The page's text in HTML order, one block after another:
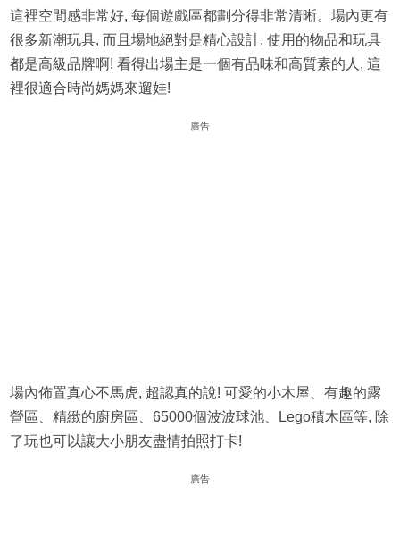
這裡空間感非常好, 每個遊戲區都劃分得非常清晰。場內更有
很多新潮玩具, 而且場地絕對是精心設計, 使用的物品和玩具
都是高級品牌啊! 看得出場主是一個有品味和高質素的人, 這
裡很適合時尚媽媽來遛娃!
廣告
場內佈置真心不馬虎, 超認真的說! 可愛的小木屋、有趣的露
營區、精緻的廚房區、65000個波波球池、Lego積木區等, 除
了玩也可以讓大小朋友盡情拍照打卡!
廣告